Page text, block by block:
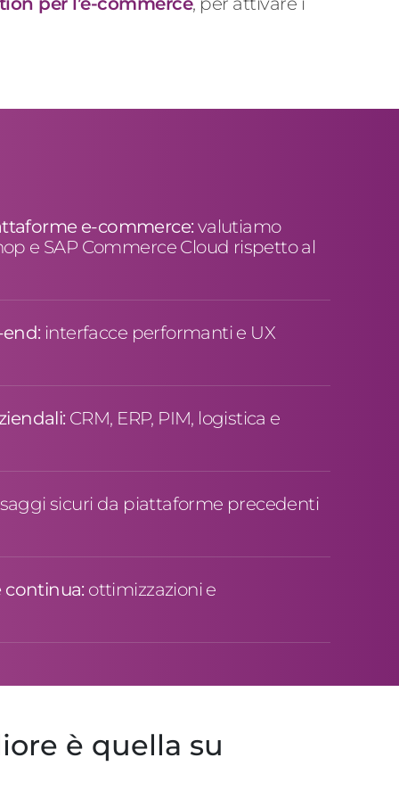
e-commerce: valutiamo
e SAP Commerce Cloud rispetto al
interfacce performanti e UX
CRM, ERP, PIM, logistica e
sicuri da piattaforme precedenti
ottimizzazioni e
è quella su